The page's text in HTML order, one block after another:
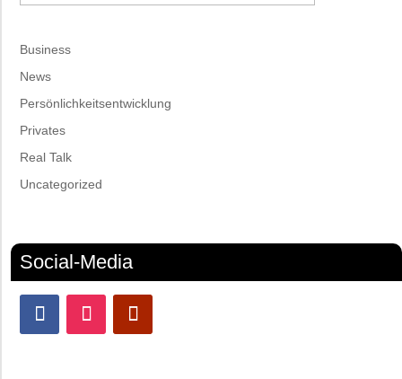
Business
News
Persönlichkeitsentwicklung
Privates
Real Talk
Uncategorized
Social-Media